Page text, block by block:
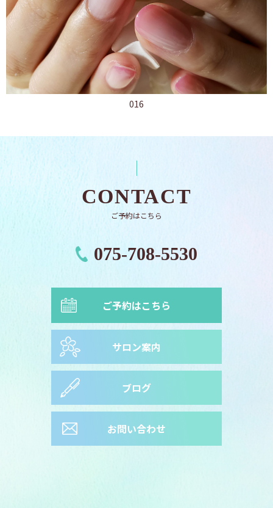
016
CONTACT
ご予約はこちら
075-708-5530
ご予約はこちら
サロン案内
ブログ
お問い合わせ